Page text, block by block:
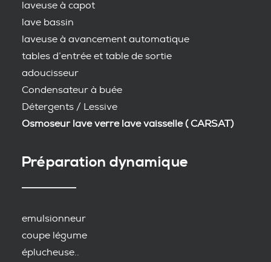
laveuse à capot
lave bassin
laveuse à avancement automatique
tables d’entrée et table de sortie
adoucisseur
Condensateur à buée
Détergents / Lessive
Osmoseur lave verre lave vaisselle ( CARSAT)
Préparation dynamique
emulsionneur
coupe légume
éplucheuse..